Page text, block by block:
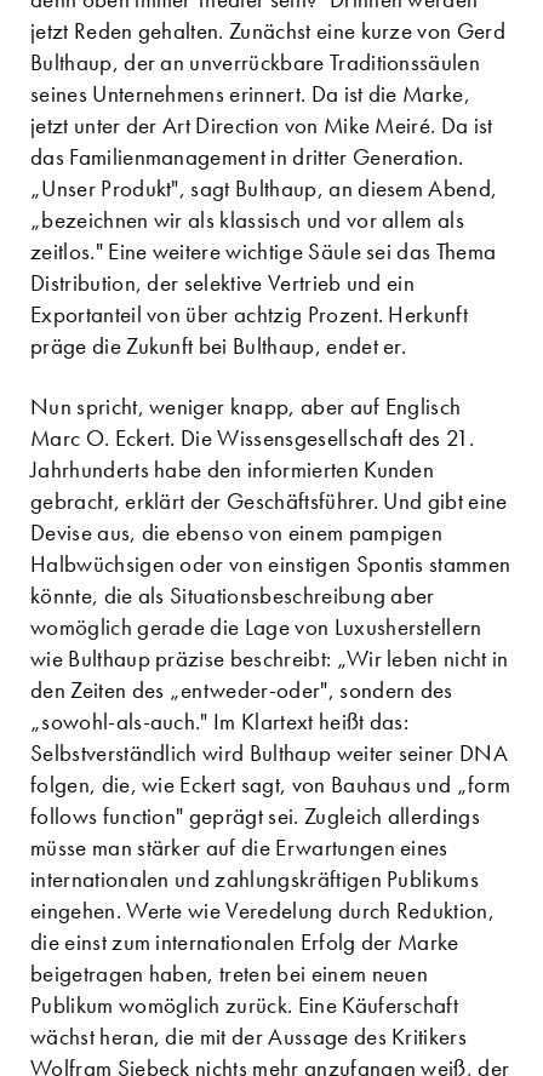
jetzt Reden gehalten. Zunächst eine kurze von Gerd
Bulthaup, der an unverrückbare Traditionssäulen
seines Unternehmens erinnert. Da ist die Marke,
jetzt unter der Art Direction von Mike Meiré. Da ist
das Familienmanagement in dritter Generation.
„Unser Produkt", sagt Bulthaup, an diesem Abend,
„bezeichnen wir als klassisch und vor allem als
zeitlos." Eine weitere wichtige Säule sei das Thema
Distribution, der selektive Vertrieb und ein
Exportanteil von über achtzig Prozent. Herkunft
präge die Zukunft bei Bulthaup, endet er.
Nun spricht, weniger knapp, aber auf Englisch
Marc O. Eckert. Die Wissensgesellschaft des 21.
Jahrhunderts habe den informierten Kunden
gebracht, erklärt der Geschäftsführer. Und gibt eine
Devise aus, die ebenso von einem pampigen
Halbwüchsigen oder von einstigen Spontis stammen
könnte, die als Situationsbeschreibung aber
womöglich gerade die Lage von Luxusherstellern
wie Bulthaup präzise beschreibt: „Wir leben nicht in
den Zeiten des „entweder-oder", sondern des
„sowohl-als-auch." Im Klartext heißt das:
Selbstverständlich wird Bulthaup weiter seiner DNA
folgen, die, wie Eckert sagt, von Bauhaus und „form
follows function" geprägt sei. Zugleich allerdings
müsse man stärker auf die Erwartungen eines
internationalen und zahlungskräftigen Publikums
eingehen. Werte wie Veredelung durch Reduktion,
die einst zum internationalen Erfolg der Marke
beigetragen haben, treten bei einem neuen
Publikum womöglich zurück. Eine Käuferschaft
wächst heran, die mit der Aussage des Kritikers
Wolfram Siebeck nichts mehr anzufangen weiß, der